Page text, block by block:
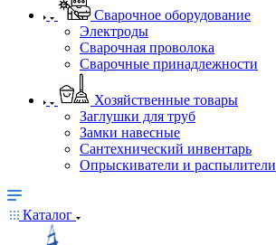
Сварочное оборудование
Электроды
Сварочная проволока
Сварочные принадлежности
Хозяйственные товары
Заглушки для труб
Замки навесные
Сантехнический инвентарь
Опрыскиватели и распылители
Каталог